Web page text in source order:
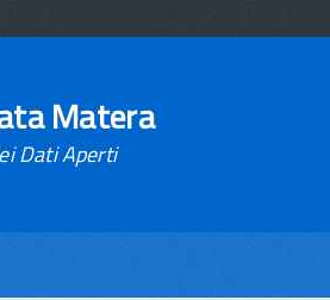
Matera
Dati Aperti